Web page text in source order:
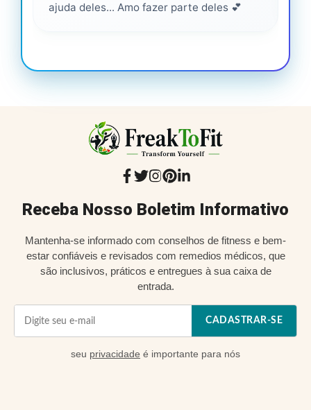
ajuda deles... Amo fazer parte deles 💕
Receba Nosso Boletim Informativo
Mantenha-se informado com conselhos de fitness e bem-
estar confiáveis e revisados com remedios médicos, que
são inclusivos, práticos e entregues à sua caixa de
entrada.
CADASTRAR-SE
seu privacidade é importante para nós